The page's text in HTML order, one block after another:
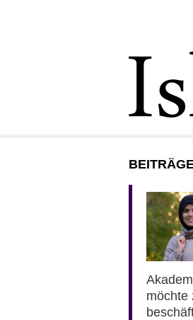
möchte